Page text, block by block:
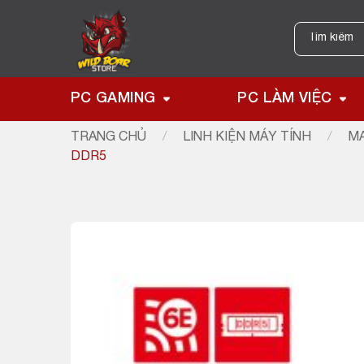
Tìm
kiếm:
PC GAMING PC LÀM VIỆC
TRANG CHỦ / LINH KIỆN MÁY TÍNH /
DDR5